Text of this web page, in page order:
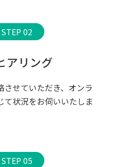
STEP 02
アリング
させていただき、オンラ
て状況をお伺いいたしま
STEP 05